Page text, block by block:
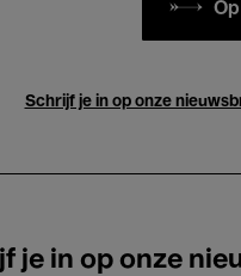
Schrijf je in op onze
je in op onze